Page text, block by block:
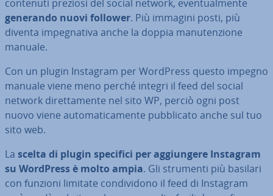
contenuti preziosi del social network, even­tual­men­te
generando nuovi follower. Più immagini posti, più
diventa im­pe­gna­ti­va anche la doppia ma­nu­ten­zio­ne
manuale.
Con un plugin Instagram per WordPress questo impegno
manuale viene meno perché integri il feed del social
network di­ret­ta­men­te nel sito WP, perciò ogni post
nuovo viene au­to­ma­ti­ca­men­te pub­bli­ca­to anche sul tuo
sito web.
La scelta di plugin specifici per ag­giun­ge­re Instagram
su WordPress è molto ampia. Gli strumenti più basilari
con funzioni limitate con­di­vi­do­no il feed di Instagram